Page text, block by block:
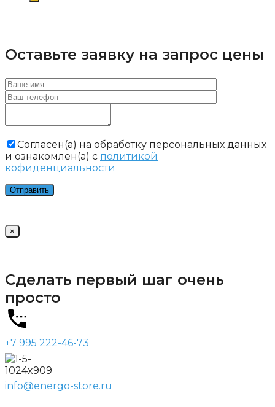
Оставьте заявку на запрос цены
Cогласен(а) на обработку персональных данных
и ознакомлен(а) с политикой
кофиденциальности
×
Сделать первый шаг очень
просто
+7 995 222-46-73
info@energo-store.ru